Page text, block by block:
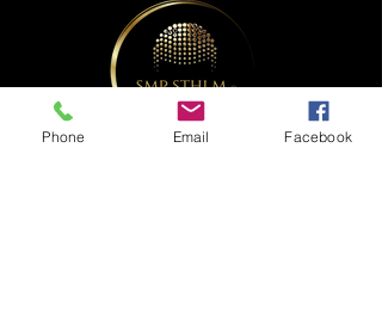
Phone Email Facebook